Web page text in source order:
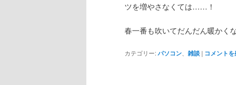
ツを増やさなくては……！
春一番も吹いてだんだん暖かく
カテゴリー:パソコン 雑談 | コメント